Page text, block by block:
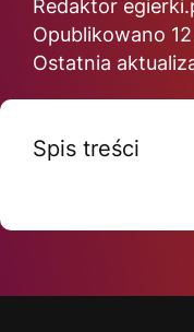
Redaktor
Opublikowano
Ostatnia
Spis treści